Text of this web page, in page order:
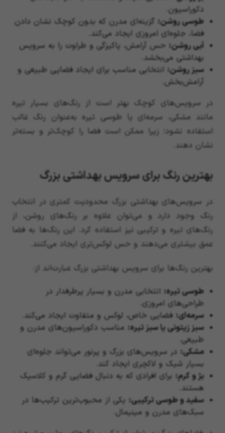
دکوراسیون.
طوسی روشن: گزینه‌ای مدرن که بدون کوچک نشان دادن
فضا، جلوه‌ای امروزی ایجاد می‌کند.
آبی روشن: حس آرامش، پاکیزگی و طراوت را به سرویس
بهداشتی می‌بخشد.
سبز روشن: انتخابی مناسب برای ایجاد فضایی طبیعی و
آرامش‌بخش.
در سرویس‌های کوچک بهتر است از رنگ‌های بسیار تیره
مانند مشکی، سرمه‌ای یا طوسی تیره به‌عنوان رنگ غالب
استفاده نشود؛ زیرا ممکن است فضا را کوچک‌تر و بسته‌تر
نشان دهند.
بهترین رنگ برای سرویس بهداشتی بزرگ
در سرویس‌های بهداشتی بزرگ محدودیت کمتری در انتخاب
رنگ وجود دارد و می‌توان علاوه بر رنگ‌های روشن، از
رنگ‌های تیره و ترکیبی نیز استفاده کرد. این رنگ‌ها به فضا
عمق بیشتری می‌دهند و حس لوکس‌تری ایجاد می‌کنند.
بهترین رنگ‌ها برای سرویس بهداشتی بزرگ عبارت‌اند از:
طوسی تیره: انتخابی مدرن و بسیار پرطرفدار در
طراحی‌های امروزی.
سرمه‌ای: فضایی خاص، لوکس و متفاوت ایجاد می‌کند.
سبز زیتونی یا سبز تیره: مناسب دکوراسیون‌های مدرن و
طبیعی.
مشکی: در سرویس‌های بزرگ و پرنور می‌تواند جلوه‌ای
بسیار شیک و لاکچری ایجاد کند.
بژ و کرم: برای افرادی که به دنبال فضایی گرم و کلاسیک
هستند.
سفید و طوسی ترکیبی: یکی از محبوب‌ترین ترکیب‌ها در
سبک‌های مدرن و مینیمال.